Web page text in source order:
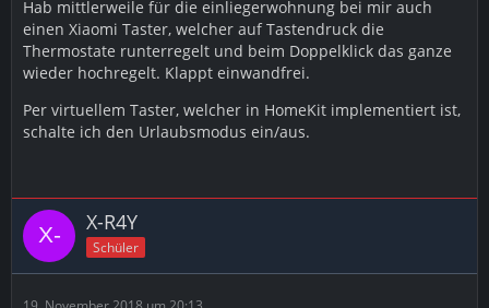
Hab mittlerweile für die einliegerwohnung bei mir auch
einen Xiaomi Taster, welcher auf Tastendruck die
Thermostate runterregelt und beim Doppelklick das ganze
wieder hochregelt. Klappt einwandfrei.
Per virtuellem Taster, welcher in HomeKit implementiert ist,
schalte ich den Urlaubsmodus ein/aus.
X-R4Y
Schüler